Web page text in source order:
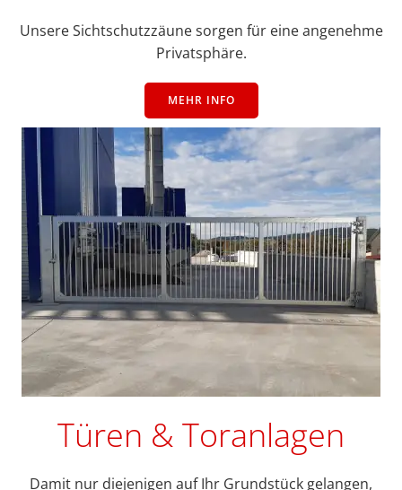
Unsere Sichtschutzzäune sorgen für eine angenehme
Privatsphäre.
MEHR INFO
Türen & Toranlagen
Damit nur diejenigen auf Ihr Grundstück gelangen,